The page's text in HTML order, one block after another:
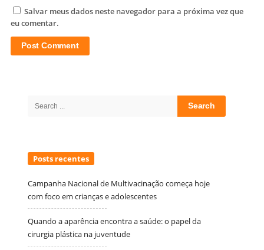
Salvar meus dados neste navegador para a próxima vez que
eu comentar.
Search
Posts recentes
Campanha Nacional de Multivacinação começa hoje
com foco em crianças e adolescentes
Quando a aparência encontra a saúde: o papel da
cirurgia plástica na juventude